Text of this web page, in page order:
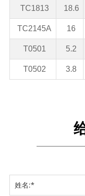
TC1813 18.6
TC2145A 16
T0501 5.2
T0502 3.8